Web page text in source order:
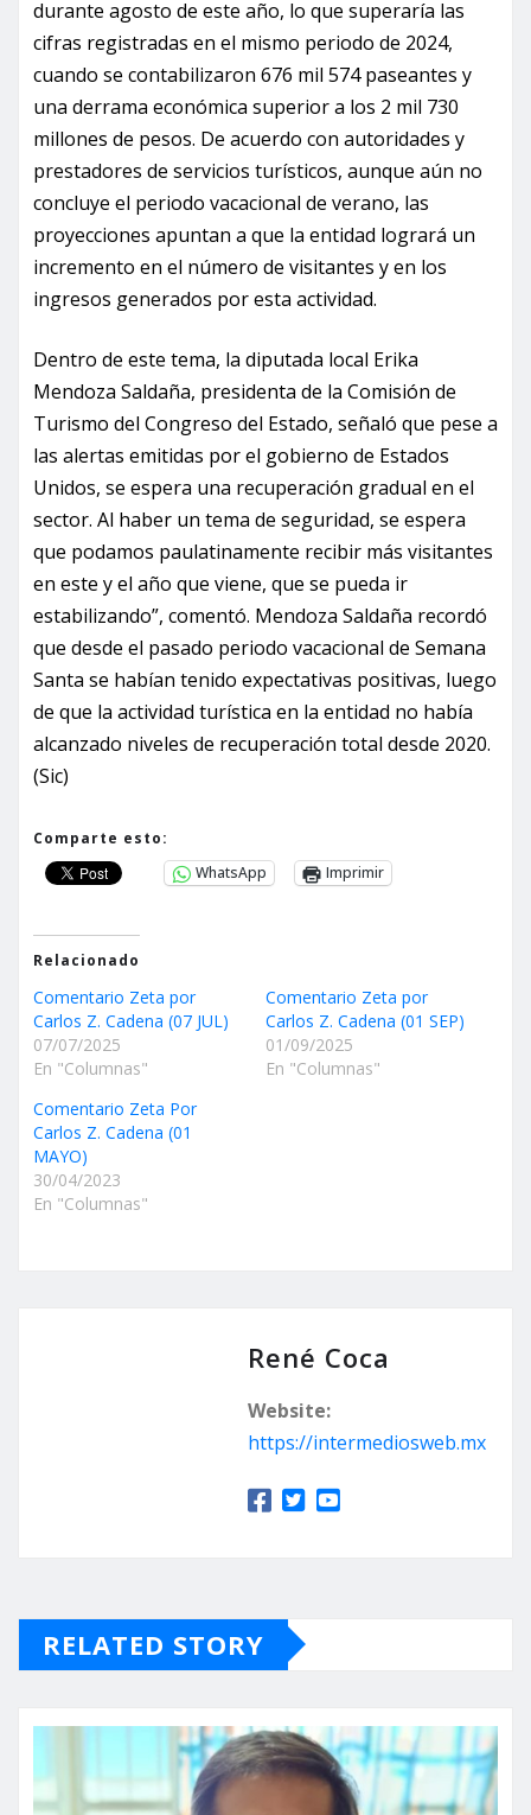
durante agosto de este año, lo que superaría las
cifras registradas en el mismo periodo de 2024,
cuando se contabilizaron 676 mil 574 paseantes y
una derrama económica superior a los 2 mil 730
millones de pesos. De acuerdo con autoridades y
prestadores de servicios turísticos, aunque aún no
concluye el periodo vacacional de verano, las
proyecciones apuntan a que la entidad logrará un
incremento en el número de visitantes y en los
ingresos generados por esta actividad.
Dentro de este tema, la diputada local Erika
Mendoza Saldaña, presidenta de la Comisión de
Turismo del Congreso del Estado, señaló que pese a
las alertas emitidas por el gobierno de Estados
Unidos, se espera una recuperación gradual en el
sector. Al haber un tema de seguridad, se espera
que podamos paulatinamente recibir más visitantes
en este y el año que viene, que se pueda ir
estabilizando”, comentó. Mendoza Saldaña recordó
que desde el pasado periodo vacacional de Semana
Santa se habían tenido expectativas positivas, luego
de que la actividad turística en la entidad no había
alcanzado niveles de recuperación total desde 2020.
(Sic)
Comparte esto:
WhatsApp
Imprimir
Relacionado
Comentario Zeta por
Carlos Z. Cadena (07 JUL)
07/07/2025
En "Columnas"
Comentario Zeta por
Carlos Z. Cadena (01 SEP)
01/09/2025
En "Columnas"
Comentario Zeta Por
Carlos Z. Cadena (01
MAYO)
30/04/2023
En "Columnas"
René Coca
Website:
https://intermediosweb.mx
RELATED STORY